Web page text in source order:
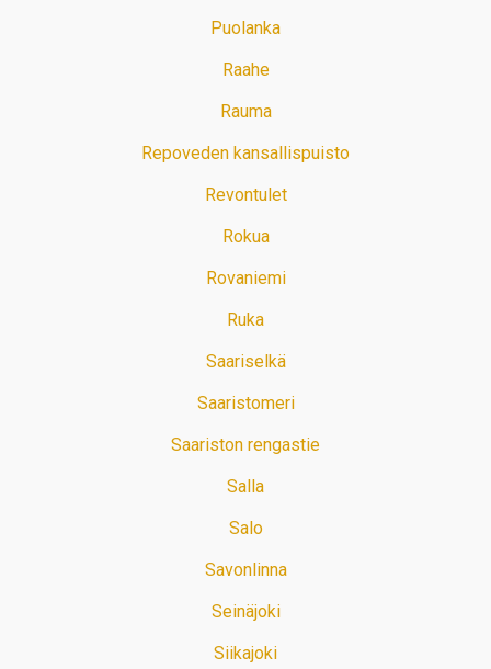
Puolanka
Raahe
Rauma
Repoveden kansallispuisto
Revontulet
Rokua
Rovaniemi
Ruka
Saariselkä
Saaristomeri
Saariston rengastie
Salla
Salo
Savonlinna
Seinäjoki
Siikajoki